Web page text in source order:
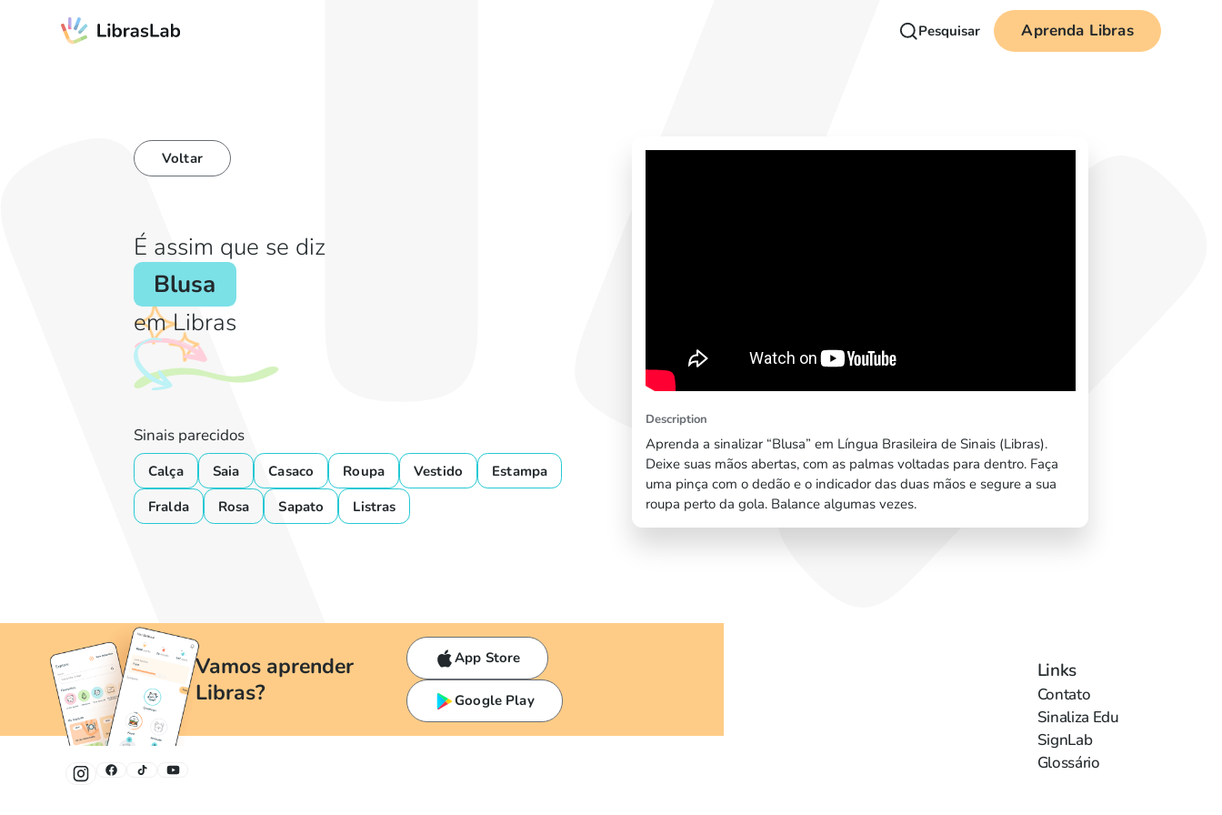
Pesquisar Aprenda Libras
Voltar
É assim que se diz
Blusa
em Libras
Description
Aprenda a sinalizar “Blusa” em Língua Brasileira de Sinais (Libras).
Deixe suas mãos abertas, com as palmas voltadas para dentro. Faça
uma pinça com o dedão e o indicador das duas mãos e segure a sua
roupa perto da gola. Balance algumas vezes.
Sinais parecidos
Calça Saia Casaco Roupa Vestido
Estampa
Fralda
Rosa Sapato Listras
Vamos aprender
Libras?
App Store
Google Play
Um jeito divertido e fácil de aprender Libras
Links
Contato
Sinaliza Edu
SignLab
Glossário